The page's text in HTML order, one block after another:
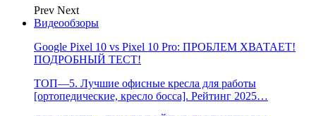
Prev Next
Видеообзоры
Google Pixel 10 vs Pixel 10 Pro: ПРОБЛЕМ ХВАТАЕТ!
ПОДРОБНЫЙ ТЕСТ!
ТОП—5. Лучшие офисные кресла для работы
[ортопедические, кресло босса]. Рейтинг 2025…